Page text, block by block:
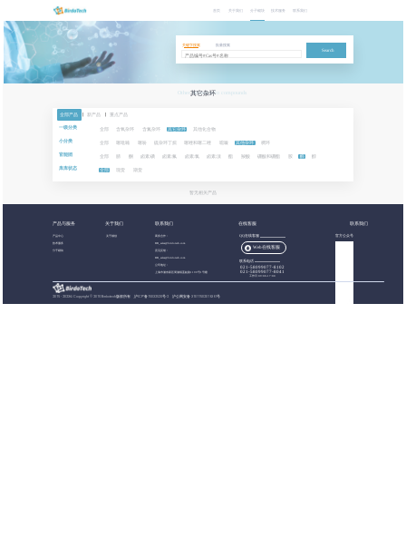
首页 关于我们 分子砌块 技术服务 联系我们
关键字搜索
批量搜索
Search
Other heterocyclo compounds
其它杂环
全部产品 新产品 重点产品
一级分类 全部 含氧杂环 含氮杂环 其它杂环 其他化合物
小分类 全部 硫杂环丁烷 噻唑和噻二唑 噁嗪 其他杂环 稠环
官能团 全部 腈 酮 卤素:碘 卤素:氟 卤素:氯 卤素:溴 酯 羧酸 硼酸和硼酯 胺 醛
库库状态 全部 现货 期货
暂无相关产品
产品与服务 关于我们 联系我们 在线客服 联系我们
产品中心
技术服务
分子砌块
关于都创
商务合作：
BB_sales@birdotech.com
意见反馈：
BB_sales@birdotech.com
公司地址：
上海市浦东新区周浦镇蓝靛路1199号1号楼
QQ在线客服
Web在线客服
联系电话
021-58099077-8102
021-58099077-8041
工作日 09:00-17:00
官方公众号
2015 - 2023© Copyright © 2019 Birdotech版权所有 , 沪ICP备15032529号-2 沪公网安备 31011502016361号